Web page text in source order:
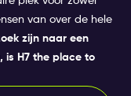
van over de hele
zijn naar een
is H7 the place to